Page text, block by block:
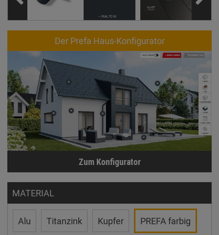
Der Prefa Haus-Konfigurator
Zum Konfigurator
MATERIAL
Alu Titanzink Kupfer PREFA farbig